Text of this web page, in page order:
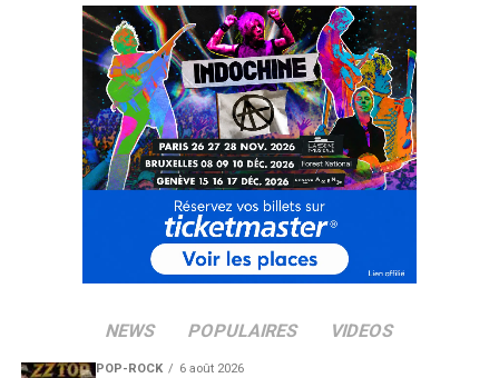
NEWS POPULAIRES VIDEOS
POP-ROCK 6 août 2026